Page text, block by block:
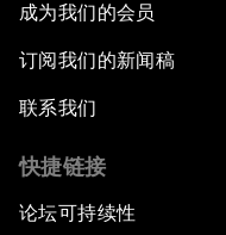
成为我们的会员
订阅我们的新闻稿
联系我们
快捷链接
论坛可持续性